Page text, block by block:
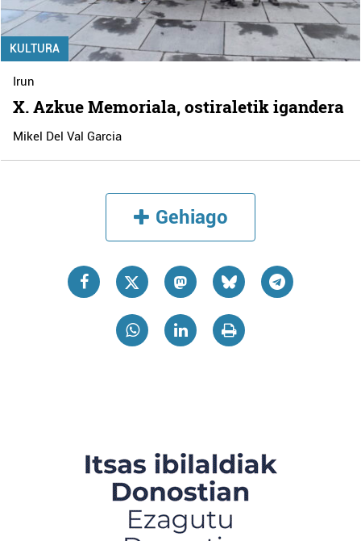
KULTURA
Irun
X. Azkue Memoriala, ostiraletik igandera
Mikel Del Val Garcia
Gehiago